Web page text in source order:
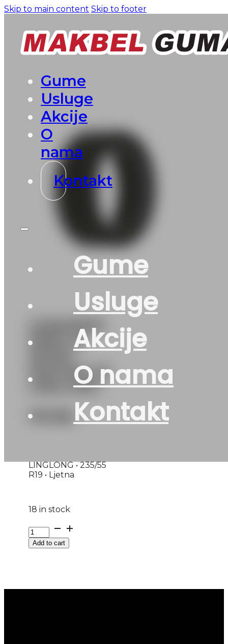
Skip to main content Skip to footer
Gume
Usluge
Akcije
O
nama
Kontakt
Gume
Usluge
Akcije
O nama
Kontakt
G235/55R19
105W XL
MASTER C/S
LINGLONG
179
LINGLONG • 235/55
R19 • Ljetna
18 in stock
G235/55R19
105W
XLAdd to cart